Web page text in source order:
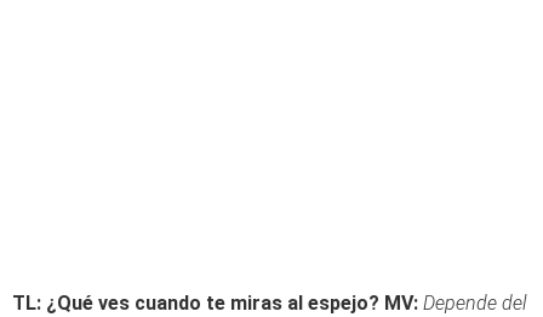
TL: ¿Qué ves cuando te miras al espejo? MV: Depende del